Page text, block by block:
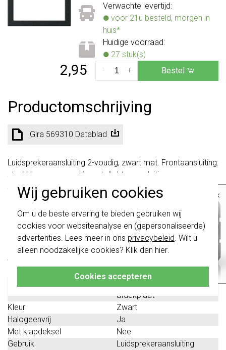
Wij gebruiken cookies
Om u de beste ervaring te bieden gebruiken wij
cookies voor websiteanalyse en (gepersonaliseerde)
advertenties. Lees meer in ons privacybeleid . Wilt u
alleen noodzakelijke cookies? Klik dan hier
Cookies accepteren
Verwachte levertijd:
voor 21u besteld, morgen in
huis*
Huidige voorraad:
27 stuk(s)
2,95 +
- Bestel
Productomschrijving
Gira 569310 Datablad
Luidsprekeraansluiting 2-voudig, zwart mat. Frontaansluiting:
steekklemmen, rood/zwart. Achteraansluiting:
schroefklemmen. Vereist een opvulring (264810) voor
montage in een afdekraam. Opvulring en afdekraam
moeten apart besteld worden.
Technische specificaties
Specificatie
Basiselement met centrale
afdekplaat
Kleur
Zwart
Halogeenvrij
Ja
Met klapdeksel
Nee
Gebruik
Luidsprekeraansluiting
×
schakelwippen zijn vernieuwd. Ze zijn
niette combineren met de schakelaars
van vóór augustus 2024.
Klik hiervoor meer informatie, zodat je